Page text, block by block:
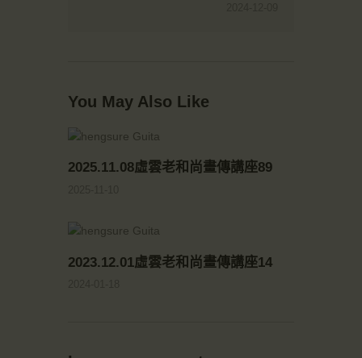
You May Also Like
2025.11.08虛雲老和尚畫傳講座89
2023.12.01虛雲老和尚畫傳講座14